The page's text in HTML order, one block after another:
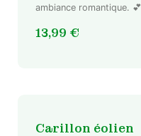
ambiance romantique. 💕
13,99 €
Carillon éolien